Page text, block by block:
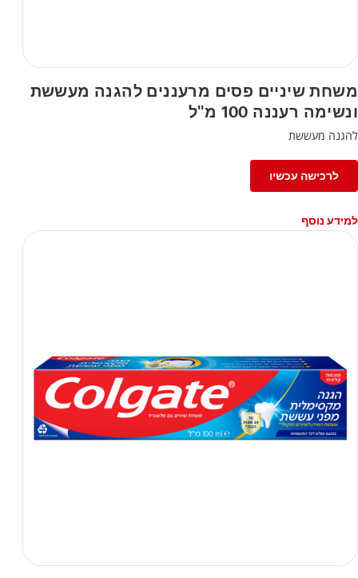
משחת שיניים פסים מרעננים להגנה מעששת
ונשימה רעננה 100 מ"ל
להגנה מעששת
לרכישה עכשיו
למידע נוסף